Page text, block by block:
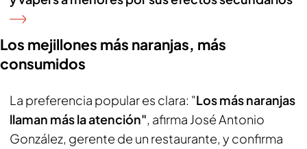
Los mejillones más naranjas, más
consumidos
La preferencia popular es clara: "Los más naranjas
llaman más la atención", afirma José Antonio
González, gerente de un restaurante, y confirma